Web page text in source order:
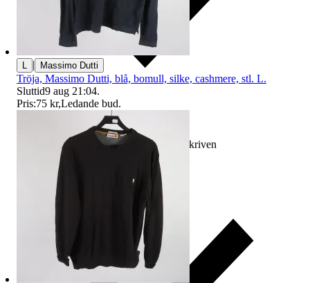
Ersättning om varan inte är som beskriven
| Massimo Dutti
Tröja, Massimo Dutti, blå, bomull, silke, cashmere, stl. L.
Sluttid9 aug 21:04.
Pris:75 kr,Ledande bud.